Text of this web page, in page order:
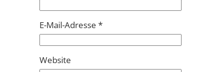
E-Mail-Adresse *
Website